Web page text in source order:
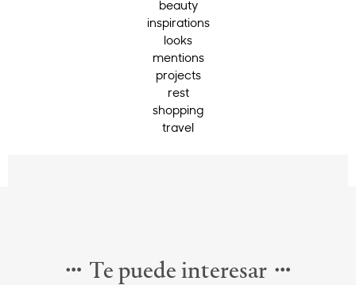
beauty
inspirations
looks
mentions
projects
rest
shopping
travel
Te puede interesar